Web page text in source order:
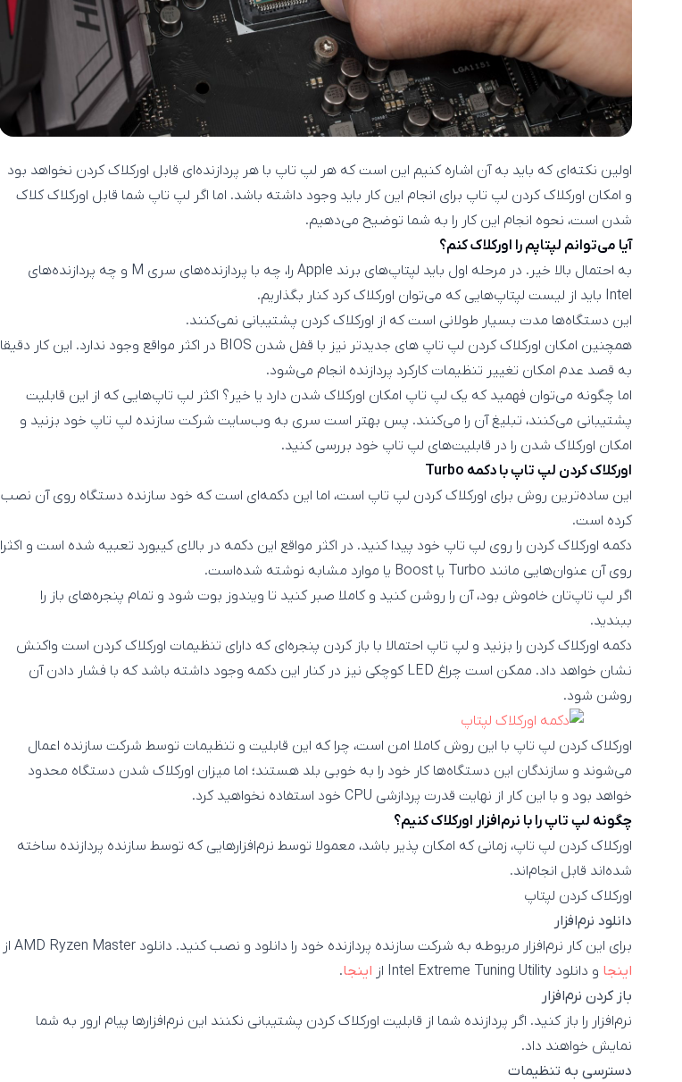
اولین نکته‌ای که باید به آن اشاره کنیم این است که هر لپ تاپ با هر پردازنده‌ای قابل اورکلاک کردن نخواهد بود
و امکان اورکلاک کردن لپ تاپ برای انجام این کار باید وجود داشته باشد. اما اگر لپ تاپ شما قابل اورکلاک کلاک
شدن است، نحوه انجام این کار را به شما توضیح می‌‌دهیم.
آیا می‌توانم لپتاپم را اورکلاک کنم؟
به احتمال بالا خیر. در مرحله اول باید لپتاپ‌های برند Apple را، چه با پردازنده‌های سری M و چه پردازنده‌های
Intel باید از لیست لپتاپ‌هایی که می‌توان اورکلاک کرد کنار بگذاریم.
این دستگاه‌ها مدت بسیار طولانی است که از اورکلاک کردن پشتیبانی نمی‌کنند.
همچنین امکان اورکلاک کردن لپ تاپ های جدیدتر نیز با قفل شدن BIOS در اکثر مواقع وجود ندارد. این کار دقیقا
به قصد عدم امکان تغییر تنظیمات کارکرد پردازنده انجام می‌شود.
اما چگونه می‌توان فهمید که یک لپ تاپ امکان اورکلاک شدن دارد یا خیر؟ اکثر لپ تاپ‌هایی که از این قابلیت
پشتیبانی می‌کنند، تبلیغ آن را می‌کنند. پس بهتر است سری به وب‌سایت شرکت سازنده لپ تاپ خود بزنید و
امکان اورکلاک شدن را در قابلیت‌های لپ تاپ خود بررسی کنید.
اورکلاک کردن لپ تاپ با دکمه Turbo
این ساده‌ترین روش برای اورکلاک کردن لپ تاپ است، اما این دکمه‌ای است که خود سازنده دستگاه روی آن نصب
کرده است.
دکمه اورکلاک کردن را روی لپ تاپ خود پیدا کنید. در اکثر مواقع این دکمه در بالای کیبورد تعبیه شده است و اکثرا
روی آن عنوان‌هایی مانند Turbo یا Boost یا موارد مشابه نوشته شده‌است.
اگر لپ تاپ‌تان خاموش بود، آن را روشن کنید و کاملا صبر کنید تا ویندوز بوت شود و تمام پنجره‌های باز را
ببندید.
دکمه اورکلاک کردن را بزنید و لپ تاپ احتمالا با باز کردن پنجره‌ای که دارای تنظیمات اورکلاک کردن است واکنش
نشان خواهد داد. ممکن است چراغ LED کوچکی نیز در کنار این دکمه وجود داشته باشد که با فشار دادن آن
روشن شود.
اورکلاک کردن لپ تاپ با این روش کاملا امن است، چرا که این قابلیت و تنظیمات توسط شرکت سازنده اعمال
می‌شوند و سازندگان این دستگاه‌ها کار خود را به خوبی بلد هستند؛ اما میزان اورکلاک شدن دستگاه محدود
خواهد بود و با این کار از نهایت قدرت پردازشی CPU خود استفاده نخواهید کرد.
چگونه لپ تاپ را با نرم‌افزار اورکلاک کنیم؟
اورکلاک کردن لپ تاپ، زمانی که امکان پذیر باشد، معمولا توسط نرم‌افزارهایی که توسط سازنده پردازنده ساخته
شده‌اند قابل انجام‌اند.
اورکلاک کردن لپتاپ
دانلود نرم‌افزار
برای این کار نرم‌افزار مربوطه به شرکت سازنده پردازنده خود را دانلود و نصب کنید. دانلود AMD Ryzen Master از
اینجا و دانلود Intel Extreme Tuning Utility از اینجا.
باز کردن نرم‌افزار
نرم‌افزار را باز کنید. اگر پردازنده شما از قابلیت اورکلاک کردن پشتیبانی نکنند این نرم‌افزارها پیام ارور به شما
نمایش خواهند داد.
دسترسی به تنظیمات